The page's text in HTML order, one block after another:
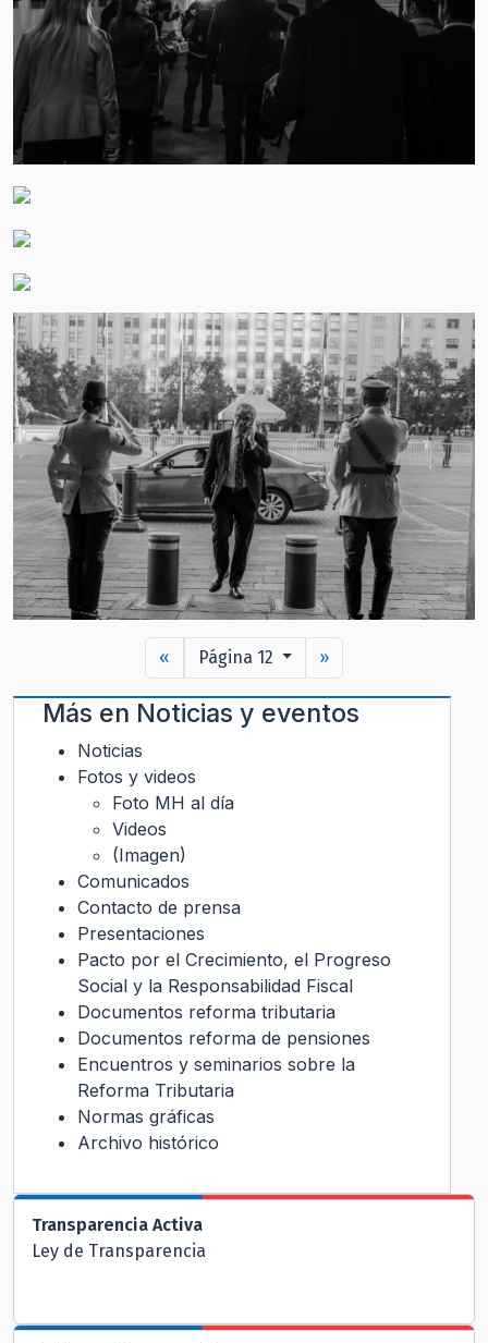
« Página 12 »
Más en Noticias y eventos
Noticias
Fotos y videos
Foto MH al día
Videos
(Imagen)
Comunicados
Contacto de prensa
Presentaciones
Pacto por el Crecimiento, el Progreso
Social y la Responsabilidad Fiscal
Documentos reforma tributaria
Documentos reforma de pensiones
Encuentros y seminarios sobre la
Reforma Tributaria
Normas gráficas
Archivo histórico
Transparencia Activa
Ley de Transparencia